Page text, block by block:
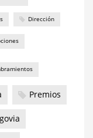
Dirección
Premios